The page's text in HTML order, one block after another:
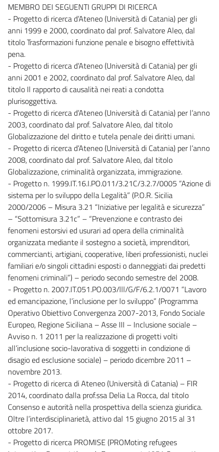
MEMBRO DEI SEGUENTI GRUPPI DI RICERCA
- Progetto di ricerca d’Ateneo (Università di Catania) per gli
anni 1999 e 2000, coordinato dal prof. Salvatore Aleo, dal
titolo Trasformazioni funzione penale e bisogno effettività
pena.
- Progetto di ricerca d’Ateneo (Università di Catania) per gli
anni 2001 e 2002, coordinato dal prof. Salvatore Aleo, dal
titolo Il rapporto di causalità nei reati a condotta
plurisoggettiva.
- Progetto di ricerca d’Ateneo (Università di Catania) per l’anno
2003, coordinato dal prof. Salvatore Aleo, dal titolo
Globalizzazione del diritto e tutela penale dei diritti umani.
- Progetto di ricerca d’Ateneo (Università di Catania) per l’anno
2008, coordinato dal prof. Salvatore Aleo, dal titolo
Globalizzazione, criminalità organizzata, immigrazione.
- Progetto n. 1999.IT.16.I.PO.011/3.21C/3.2.7/0005 “Azione di
sistema per lo sviluppo della Legalità” (P.O.R. Sicilia
2000/2006 – Misura 3.21 “Iniziative per legalità e sicurezza”
– “Sottomisura 3.21c” – “Prevenzione e contrasto dei
fenomeni estorsivi ed usurari ad opera della criminalità
organizzata mediante il sostegno a società, imprenditori,
commercianti, artigiani, cooperative, liberi professionisti, nuclei
familiari e/o singoli cittadini esposti o danneggiati dai predetti
fenomeni criminali”) – periodo secondo semestre del 2008.
- Progetto n. 2007.IT.051.PO.003/lll/G/F/6.2.1/0071 “Lavoro
ed emancipazione, l’inclusione per lo sviluppo” (Programma
Operativo Obiettivo Convergenza 2007-2013, Fondo Sociale
Europeo, Regione Siciliana – Asse III – Inclusione sociale –
Avviso n. 1 2011 per la realizzazione di progetti volti
all’inclusione socio-lavorativa di soggetti in condizione di
disagio ed esclusione sociale) – periodo dicembre 2011 –
novembre 2013.
- Progetto di ricerca di Ateneo (Università di Catania) – FIR
2014, coordinato dalla prof.ssa Delia La Rocca, dal titolo
Consenso e autorità nella prospettiva della scienza giuridica.
Oltre l’interdisciplinarietà, attivo dal 15 giugno 2015 al 31
ottobre 2017.
- Progetto di ricerca PROMISE (PROMoting refugees